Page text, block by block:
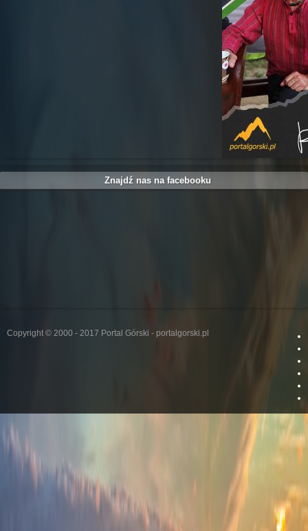
Znajdź nas na facebooku
Copyright © 2000 - 2017 Portal Górski - portalgorski.pl